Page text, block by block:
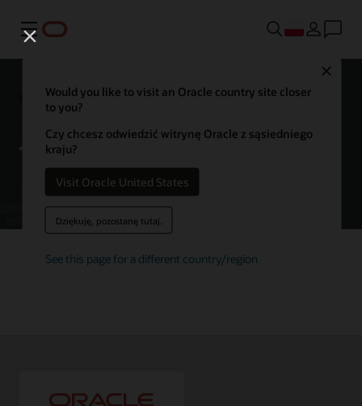
Menu
Would you like to visit an Oracle country site closer
to you?
Czy chcesz odwiedzić witrynę Oracle z sąsiedniego
kraju?
Visit Oracle United States
Dziękuję, pozostanę tutaj.
See this page for a different country/region
Oracle Autonomous AI Database
— pierwsze kroki
Wypróbuj bezpłatnie usługę Autonomous AI Database